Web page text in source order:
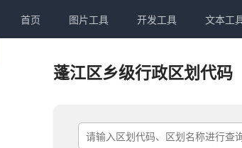
首页 图片工具 开发工具 文本工
蓬江区乡级行政区划代码